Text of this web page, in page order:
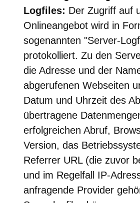
Logfiles: Der Zugriff auf
Onlineangebot wird in
sogenannten "Server-
protokolliert. Zu den
die Adresse und der
abgerufenen Webseiten
Datum und Uhrzeit des
übertragene
erfolgreichen Abruf,
Version, das
Referrer URL (die zuvor
und im Regelfall IP-
anfragende Provider